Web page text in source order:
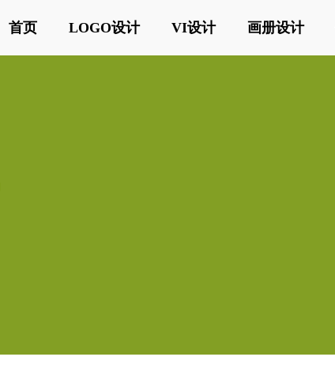
首页 LOGO设计 VI设计 画册设计